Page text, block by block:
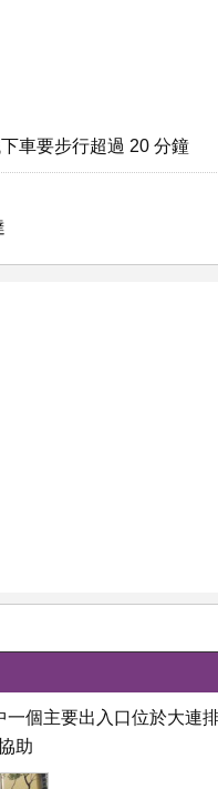
車要步行超過 20 分鐘
個主要出入口位於大連
助